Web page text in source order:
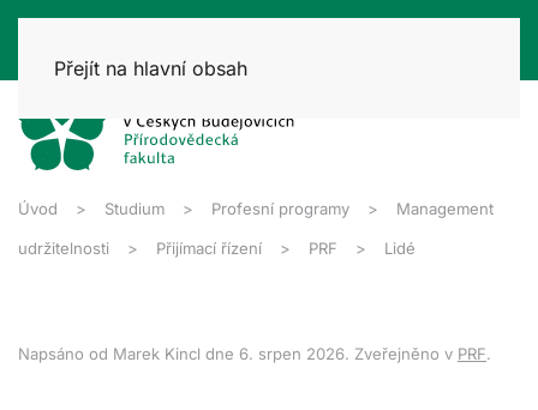
Přejít na hlavní obsah
Úvod Studium Profesní programy Management
udržitelnosti Přijímací řízení PRF Lidé
Napsáno od Marek Kincl dne 6. srpen 2026. Zveřejněno v PRF.